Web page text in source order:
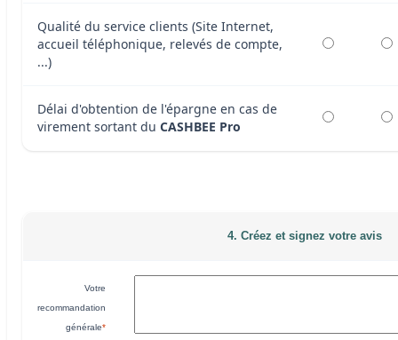
Qualité du service clients (Site Internet,
accueil téléphonique, relevés de compte,
...)
Délai d'obtention de l'épargne en cas de
virement sortant du CASHBEE Pro
4. Créez et signez votre avis
Votre
recommandation
générale*